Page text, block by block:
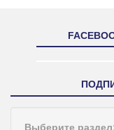
Выберите